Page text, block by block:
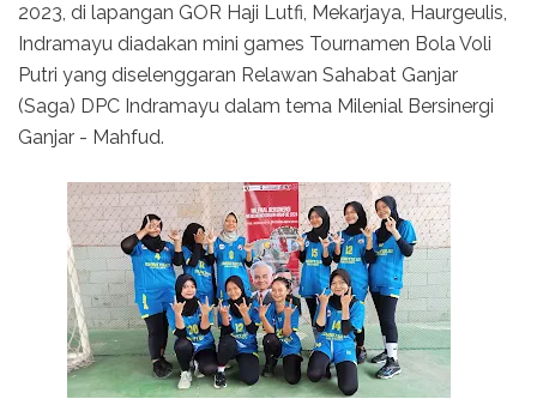
2023, di lapangan GOR Haji Lutfi, Mekarjaya, Haurgeulis,
Indramayu diadakan mini games Tournamen Bola Voli
Putri yang diselenggaran Relawan Sahabat Ganjar
(Saga) DPC Indramayu dalam tema Milenial Bersinergi
Ganjar - Mahfud.